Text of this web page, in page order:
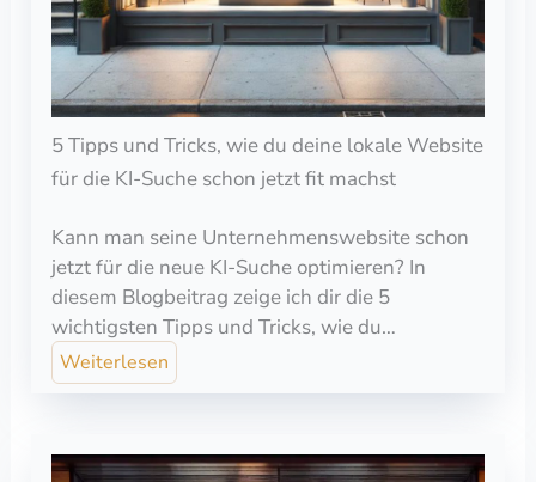
5 Tipps und Tricks, wie du deine lokale Website
für die KI-Suche schon jetzt fit machst
Kann man seine Unternehmenswebsite schon
jetzt für die neue KI-Suche optimieren? In
diesem Blogbeitrag zeige ich dir die 5
wichtigsten Tipps und Tricks, wie du…
Weiterlesen